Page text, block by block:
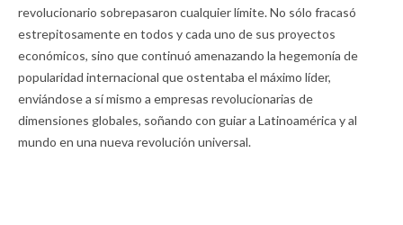
revolucionario sobrepasaron cualquier límite. No sólo fracasó
estrepitosamente en todos y cada uno de sus proyectos
económicos, sino que continuó amenazando la hegemonía de
popularidad internacional que ostentaba el máximo líder,
enviándose a sí mismo a empresas revolucionarias de
dimensiones globales, soñando con guiar a Latinoamérica y al
mundo en una nueva revolución universal.